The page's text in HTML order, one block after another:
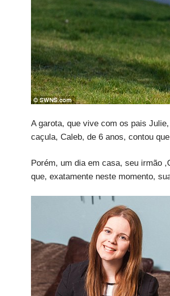
A garota, que vive com os pais
caçula, Caleb, de 6 anos, contou
Porém, um dia em casa, seu irmão
que, exatamente neste momento,